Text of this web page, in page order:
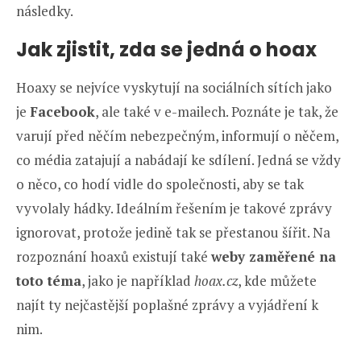
následky.
Jak zjistit, zda se jedná o hoax
Hoaxy se nejvíce vyskytují na sociálních sítích jako
je Facebook, ale také v e-mailech. Poznáte je tak, že
varují před něčím nebezpečným, informují o něčem,
co média zatajují a nabádají ke sdílení. Jedná se vždy
o něco, co hodí vidle do společnosti, aby se tak
vyvolaly hádky. Ideálním řešením je takové zprávy
ignorovat, protože jedině tak se přestanou šířit. Na
rozpoznání hoaxů existují také weby zaměřené na
toto téma, jako je například hoax.cz, kde můžete
najít ty nejčastější poplašné zprávy a vyjádření k
nim.